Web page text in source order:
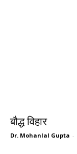
बौद्ध विहार
Dr. Mohanlal Gupta -